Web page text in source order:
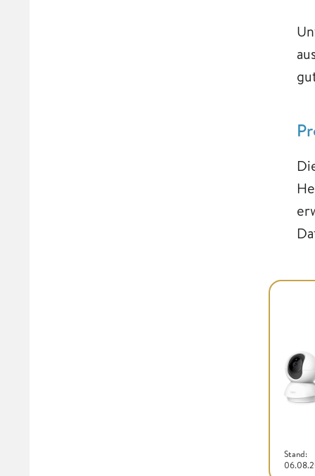
Stand: